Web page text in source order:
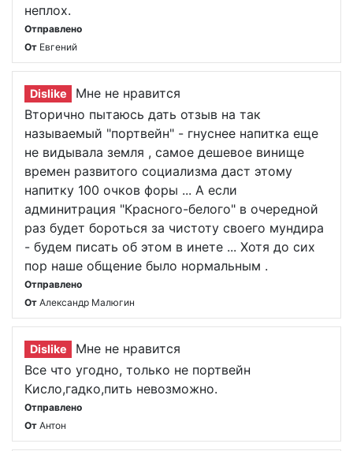
неплох.
Отправлено
От Евгений
Dislike
Мне не нравится
Вторично пытаюсь дать отзыв на так
называемый "портвейн" - гнуснее напитка еще
не видывала земля , самое дешевое винище
времен развитого социализма даст этому
напитку 100 очков форы ... А если
админитрация "Красного-белого" в очередной
раз будет бороться за чистоту своего мундира
- будем писать об этом в инете ... Хотя до сих
пор наше общение было нормальным .
Отправлено
От Александр Малюгин
Dislike
Мне не нравится
Все что угодно, только не портвейн
Кисло,гадко,пить невозможно.
Отправлено
От Антон